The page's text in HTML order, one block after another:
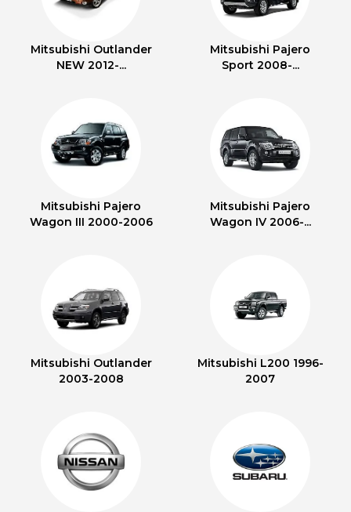
Mitsubishi Outlander
NEW 2012-...
Mitsubishi Pajero
Sport 2008-...
Mitsubishi Pajero
Wagon III 2000-2006
Mitsubishi Pajero
Wagon IV 2006-...
Mitsubishi Outlander
2003-2008
Mitsubishi L200 1996-
2007